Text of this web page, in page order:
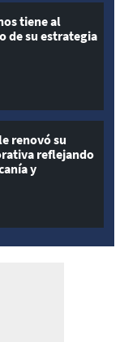
tiene al
de su estrategia
renovó su
reflejando
y